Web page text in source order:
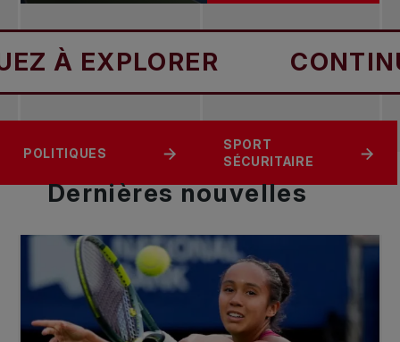
CONTINUEZ À
TENNIS CANADA
RESSOURCES
POLITIQUES
SPORT
SÉCURITAIRE
Dernièresnouvelles